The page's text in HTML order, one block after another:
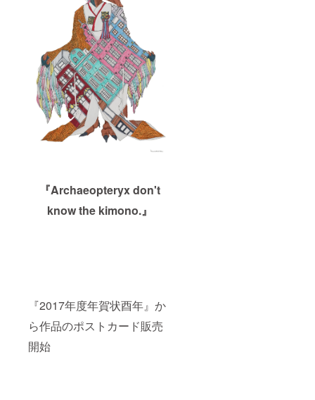
『Archaeopteryx don't
know the kimono.』
『2017年度年賀状酉年』か
ら作品のポストカード販売
開始